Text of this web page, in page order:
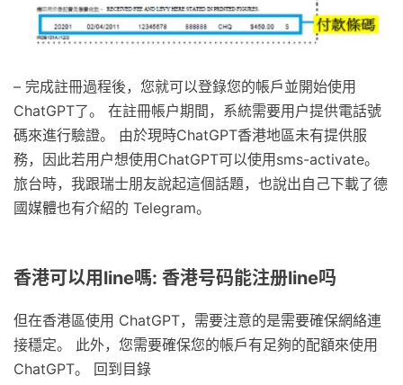
– 完成註冊過程後，您就可以登錄您的帳戶並開始使用
ChatGPT了。 在註冊帳户期間，系統需要用户提供電話號
碼來進行驗證。 由於現時ChatGPT香港地區未有提供服
務，因此若用户想使用ChatGPT可以使用sms-activate。
旅台時，我跟瑞士朋友說起這個話題，也說出自己下載了德
國媒體也有介紹的 Telegram。
香港可以用line嗎: 香港号码能注册line吗
但在香港區使用 ChatGPT，需要注意的是需要確保網絡連
接穩定。 此外，您需要確保您的帳戶有足夠的配額來使用
ChatGPT。 回到目錄